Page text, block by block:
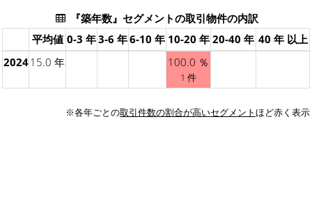
『築年数』セグメントの取引物件の内訳
平均値 0-3 年3-6 年6-10 年 10-20 年 20-40 年 40 年 以上
202415.0 年 100.0 ％
1 件
※各年ごとの取引件数の割合が高いセグメントほど赤く表示